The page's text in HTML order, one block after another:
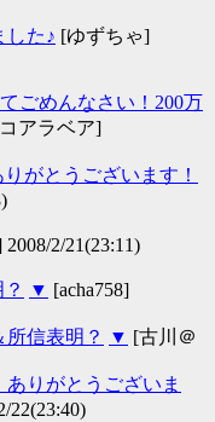
した♪ [ゆずちゃ]
ごめんなさい！200万
アラベア]
がとうございます！
2008/2/21(23:11)
▼ [acha758]
信表明？ ▼ [古川＠
ありがとうございま
22(23:40)